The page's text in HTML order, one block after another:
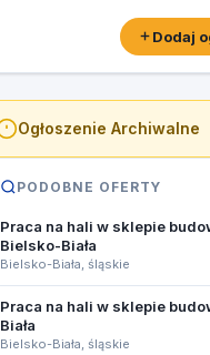
Dodaj
Ogłoszenie Archiwalne
PODOBNE OFERTY
Praca na hali w sklepie
Bielsko-Biała
Bielsko-Biała, śląskie
Praca na hali w sklepie
Biała
Bielsko-Biała, śląskie